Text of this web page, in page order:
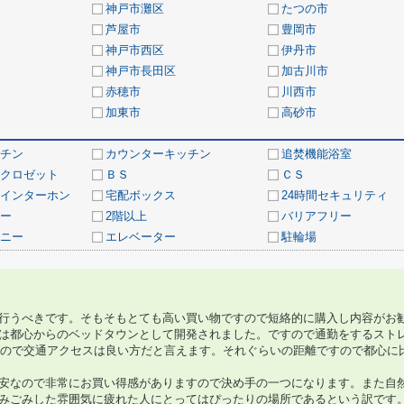
神戸市灘区
たつの市
芦屋市
豊岡市
神戸市西区
伊丹市
神戸市長田区
加古川市
赤穂市
川西市
加東市
高砂市
ン カウンターキッチン
追焚機能浴室
ロゼット
ＢＳ
ＣＳ
ンターホン
宅配ボックス
24時間セキュリティ
2階以上
バリアフリー
ー
エレベーター 駐輪場
うべきです。そもそもとても高い買い物ですので短絡的に購入し内容がお
都心からのベッドタウンとして開発されました。ですので通勤をするスト
で交通アクセスは良い方だと言えます。それぐらいの距離ですので都心
なので非常にお買い得感がありますので決め手の一つになります。また自
ごみした雰囲気に疲れた人にとってはぴったりの場所であるという訳です